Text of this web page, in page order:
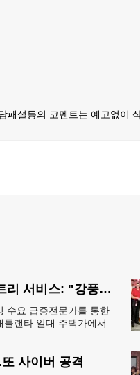
패설등의 코멘트는 예고없이
[비즈니스 포커스]강스 트리 서비스: "강풍에 부러질라"… 여름철 주택가 수목 관리 '비상'
수요 급증전문가를 통한
랜타 일대 주택가에서
사이버 공격